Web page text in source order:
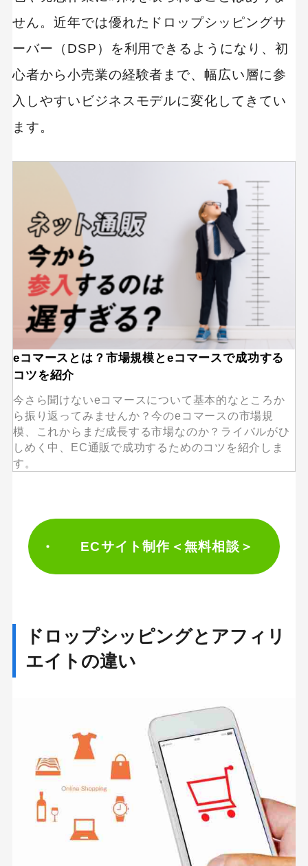
せん。近年では優れたドロップシッピングサ
ーバー（DSP）を利用できるようになり、初
心者から小売業の経験者まで、幅広い層に参
入しやすいビジネスモデルに変化してきてい
ます。
eコマースとは？市場規模とeコマースで成功する
コツを紹介
今さら聞けないeコマースについて基本的なところか
ら振り返ってみませんか？今のeコマースの市場規
模、これからまだ成長する市場なのか？ライバルがひ
しめく中、EC通販で成功するためのコツを紹介しま
す。
ECサイト制作＜無料相談＞
ドロップシッピングとアフィリ
エイトの違い